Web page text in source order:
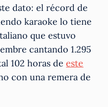
dato: el récord de
karaoke lo tiene
que estuvo
cantando 1.295
102 horas deeste
con una remera de